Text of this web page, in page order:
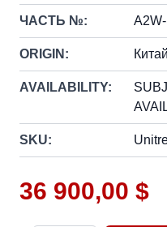
ЧАСТЬ №:
ORIGIN: Китай
AVAILABILITY:
SKU:
36 900,00 $